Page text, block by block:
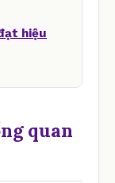
hiệu
quan